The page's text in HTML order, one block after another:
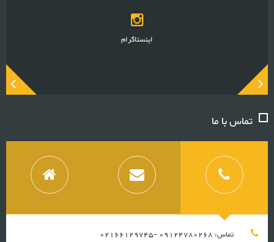
اینستاگرام
تماس با ما
تماس: 09124780268 -02166129745